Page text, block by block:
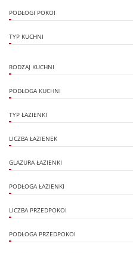
PODŁOGI POKOI
TYP KUCHNI
RODZAJ KUCHNI
PODŁOGA KUCHNI
TYP ŁAZIENKI
LICZBA ŁAZIENEK
GLAZURA ŁAZIENKI
PODŁOGA ŁAZIENKI
LICZBA PRZEDPOKOI
PODŁOGA PRZEDPOKOI